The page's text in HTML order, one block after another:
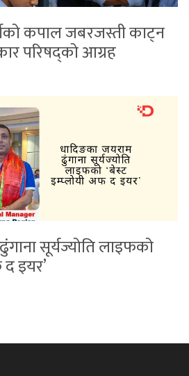
कपाल जबरजस्ती काट्न
परिषद्को आग्रह
सूर्यज्योति लाइफको
इयर’